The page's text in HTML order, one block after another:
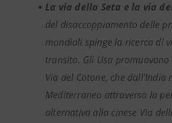
La via della Seta e la via
del disaccoppiamento delle
mondiali spinge la ricerca di
transito. Gli Usa
Via del Cotone, che dall’India
Mediterraneo attraverso la
alternativa alla cinese Via